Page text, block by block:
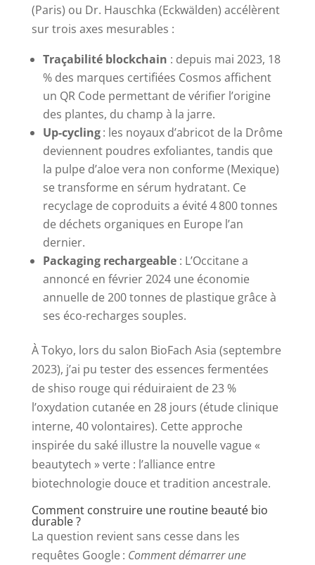
(Paris) ou Dr. Hauschka (Eckwälden) accélèrent
sur trois axes mesurables :
Traçabilité blockchain : depuis mai 2023, 18
% des marques certifiées Cosmos affichent
un QR Code permettant de vérifier l’origine
des plantes, du champ à la jarre.
Up-cycling: les noyaux d’abricot de la Drôme
deviennent poudres exfoliantes, tandis que
la pulpe d’aloe vera non conforme (Mexique)
se transforme en sérum hydratant. Ce
recyclage de coproduits a évité 4 800 tonnes
de déchets organiques en Europe l’an
dernier.
Packaging rechargeable: L’Occitane a
annoncé en février 2024 une économie
annuelle de 200 tonnes de plastique grâce à
ses éco-recharges souples.
À Tokyo, lors du salon BioFach Asia (septembre
2023), j’ai pu tester des essences fermentées
de shiso rouge qui réduiraient de 23 %
l’oxydation cutanée en 28 jours (étude clinique
interne, 40 volontaires). Cette approche
inspirée du saké illustre la nouvelle vague «
beautytech » verte : l’alliance entre
biotechnologie douce et tradition ancestrale.
Comment construire une routine beauté bio
durable ?
La question revient sans cesse dans les
requêtes Google : Comment démarrer une